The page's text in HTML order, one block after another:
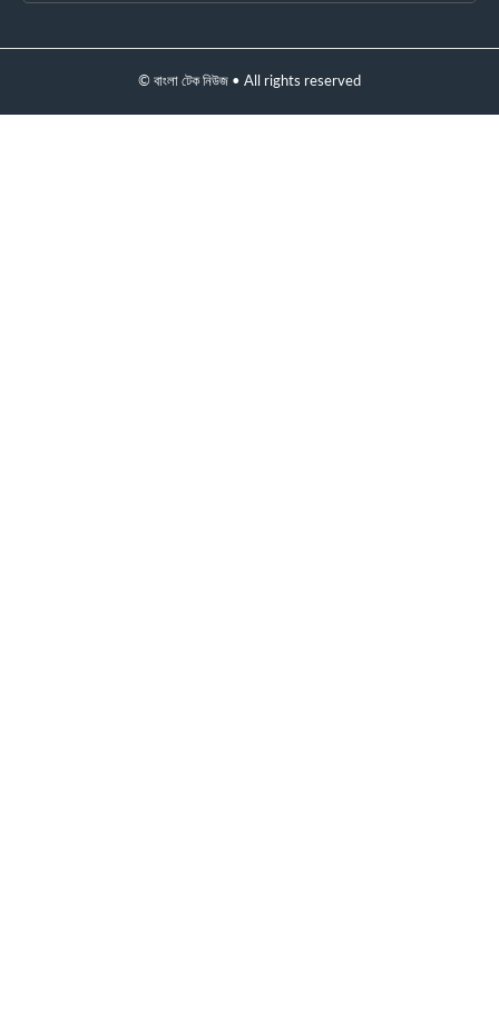
© বাংলা টেক নিউজ • All rights reserved